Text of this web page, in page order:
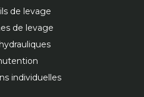
de levage
de levage
individuelles